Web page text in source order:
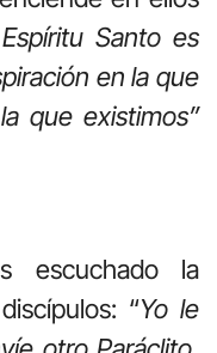
Espíritu Santo es
en la que
que existimos”
escuchado la
“Yo le